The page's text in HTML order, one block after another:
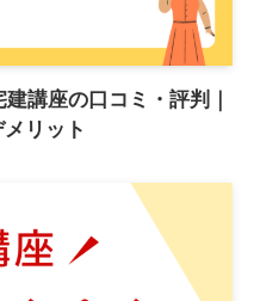
講座の口コミ・評判｜
リット